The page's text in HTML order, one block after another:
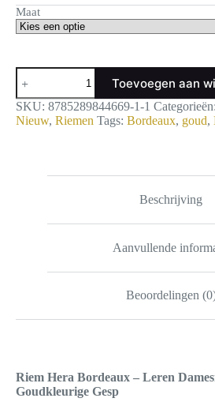
Maat
Riem
Hera
Bordeaux
aantal
Toevoegen aan
SKU: 8785289844669-1-1 Categorieën:
Nieuw, Riemen Tags: Bordeaux, goud,
Beschrijving
Aanvullende
Beoordelingen
Riem Hera Bordeaux – Leren
Goudkleurige Gesp